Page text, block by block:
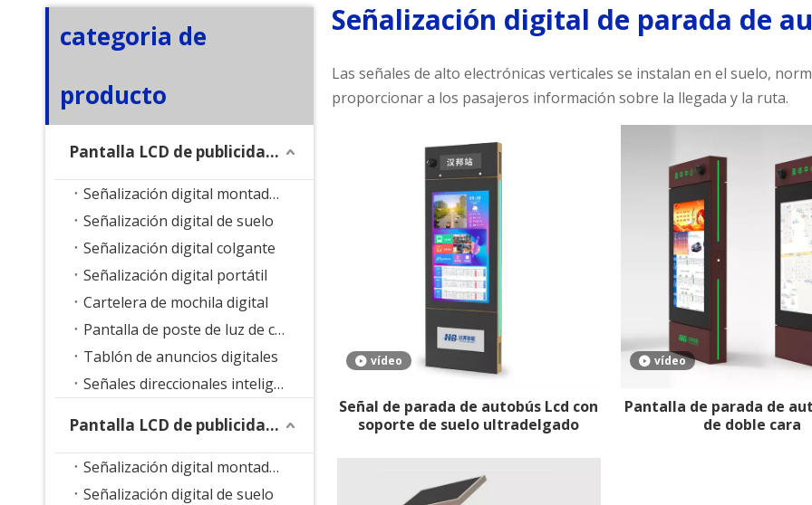
categoria de
producto
Pantalla LCD de publicidad exterior
Señalización digital montada en la pared
Señalización digital de suelo
Señalización digital colgante
Señalización digital portátil
Cartelera de mochila digital
Pantalla de poste de luz de calle inteligente
Tablón de anuncios digitales
Señales direccionales inteligentes
Pantalla LCD de publicidad interior
Señalización digital montada en la pared
Señalización digital de suelo
Señalización digital de parada de
Las señales de alto electrónicas verticales se instalan en el suelo,
proporcionar a los pasajeros información sobre la llegada y la ruta.
vídeo
Señal de parada de autobús Lcd con
soporte de suelo ultradelgado
vídeo
Pantalla de parada de
de doble cara